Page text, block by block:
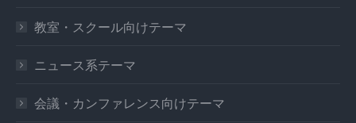
教室・スクール向けテーマ
ニュース系テーマ
会議・カンファレンス向けテーマ